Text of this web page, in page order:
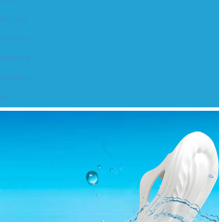
PICTURES
ABOUT US
FEEDBACK
CONTACT US
CN